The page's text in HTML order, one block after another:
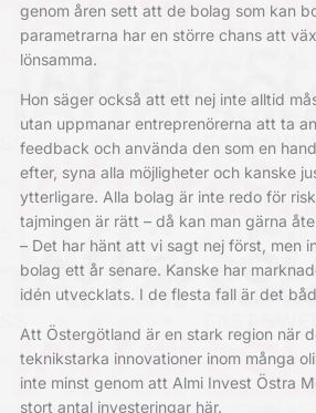
genom åren sett att de bolag som kan
parametrarna har en större chans att
lönsamma.
Hon säger också att ett nej inte alltid
utan uppmanar entreprenörerna att ta
feedback och använda den som en
efter, syna alla möjligheter och kanske
ytterligare. Alla bolag är inte redo för
tajmingen är rätt – då kan man gärna
– Det har hänt att vi sagt nej först, men
bolag ett år senare. Kanske har
idén utvecklats. I de flesta fall är det
Att Östergötland är en stark region när
teknikstarka innovationer inom många
inte minst genom att Almi Invest Östra
stort antal investeringar här.